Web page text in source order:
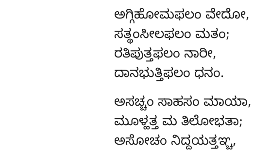
ಅಗ್ಗಿಹೋಮಫಲಂ ವೇದೋ,
ಸತ್ಥಂಸೀಲಫಲಂ ಮತಂ;
ರತಿಪುತ್ತಫಲಂ ನಾರೀ,
ದಾನಭುತ್ತಿಫಲಂ ಧನಂ.
ಅಸಚ್ಚಂ ಸಾಹಸಂ ಮಾಯಾ,
ಮೂಳ್ಹತ್ತ ಮ ತಿಲೋಭತಾ;
ಅಸೋಚಂ ನಿದ್ದಯತ್ತಞ್ಚ,